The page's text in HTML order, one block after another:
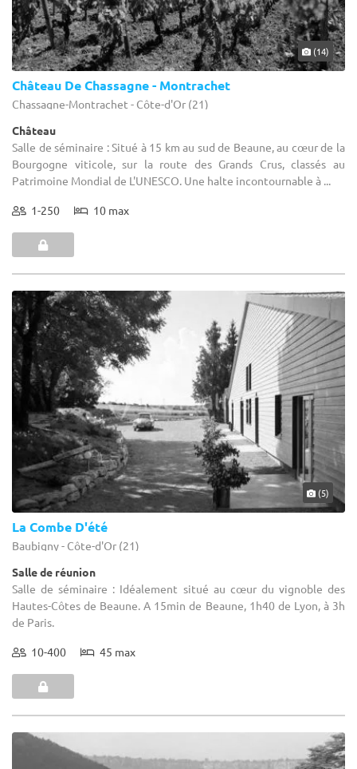
(14)
Château De Chassagne - Montrachet
Chassagne-Montrachet - Côte-d'Or (21)
Château
Salle de séminaire : Situé à 15 km au sud de Beaune, au cœur de la
Bourgogne viticole, sur la route des Grands Crus, classés au
Patrimoine Mondial de L'UNESCO. Une halte incontournable à ...
1-250 10 max
(5)
La Combe D'été
Baubigny - Côte-d'Or (21)
Salle de réunion
Salle de séminaire : Idéalement situé au cœur du vignoble des
Hautes-Côtes de Beaune. A 15min de Beaune, 1h40 de Lyon, à 3h
de Paris.
10-400 45 max